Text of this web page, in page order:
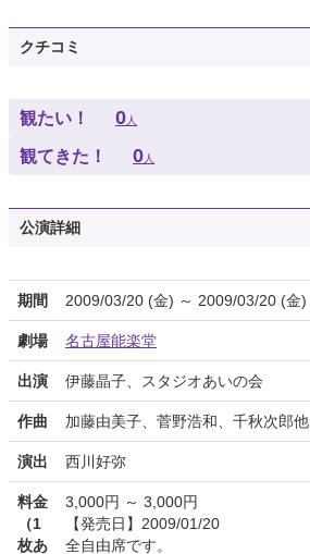
クチコミ
観たい！ 0人
観てきた！ 0人
公演詳細
期間 2009/03/20 (金) ～ 2009/03/20 (金)
劇場 名古屋能楽堂
出演 伊藤晶子、スタジオあいの会
作曲 加藤由美子、菅野浩和、千秋次郎他
演出 西川好弥
料金
（1
枚あ
3,000円 ～ 3,000円
【発売日】2009/01/20
全自由席です。